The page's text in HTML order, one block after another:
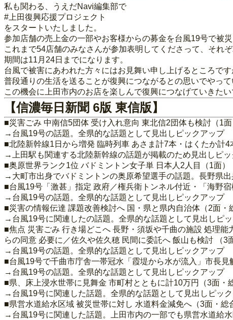
私も関わる、うえだNavi編集部で
#上田復興応援プロジェクト
をスタートいたしました。
参加店舗の売上金の一部やお客様からの募金を台風19号で被
これまで54店舗のみなさんが参加表明してくださって、それ
期間は11月24日までになります。
台風で被害にあわれた方々にはお見舞い申し上げるところで
普段通りの生活を送ることが復興につながるとの思いでやって
この機会に上田市内のお店を楽しんで復興につなげていきたい
【信濃毎日新聞 6版 東信版】
■災害ごみ 中南信5団体 受け入れ意向 東北信2団体も検討（1面
→台風19号の話題。全県的な話題として見出しピックアップ
■北陸新幹線1日から増発 臨時列車 あさま計7本・はくたか計4
→上田駅も関連する北陸新幹線の話題が掲載のため見出しピ
■奥原世界ランク1位 バドミントン女子単 日本人2人目（1面）
→大町市出身でバドミントンの奥原希望選手の話題。長野県
■台風19号「激甚」指定 政府／権兵衛トンネル付近・「海野
→台風19号の話題。全県的な話題として見出しピックアップ
■災害の情報伝達 課題改善検討へ 国・県と県内自治体（2面・
→台風19号に関連したの話題。全県的な話題として見出しピ
■焦点 災害ごみ 行き場どこへ 長野・須坂や千曲の施設 処理
らの同意 必要に／佐久や佐久穂 民間に委託へ 飯山も検討 （3
→台風19号の話題。全県的な話題として見出しピックアップ
■台風19号で千曲市庁舎一帯冠水「霞堤から水が流入」市長見
→台風19号の話題。全県的な話題として見出しピックアップ
■県、床上浸水世帯に見舞金 市町村とともに計10万円（3面・
→台風19号に関連した話題。全県的な話題として見出しピッ
■県営水道給水区域 被災世帯に対し 水道料金減免へ（3面・総
→台風19号に関連した話題。上田市内の一部でも県営水道給